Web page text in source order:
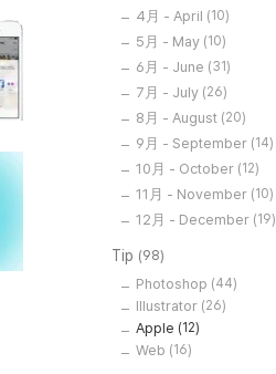
4月 - April (10)
5月 - May (10)
6月 - June (31)
7月 - July (26)
8月 - August (20)
9月 - September (14)
10月 - October (12)
11月 - November (10)
12月 - December (19)
Tip (98)
Photoshop (44)
Illustrator (26)
Apple (12)
Web (16)